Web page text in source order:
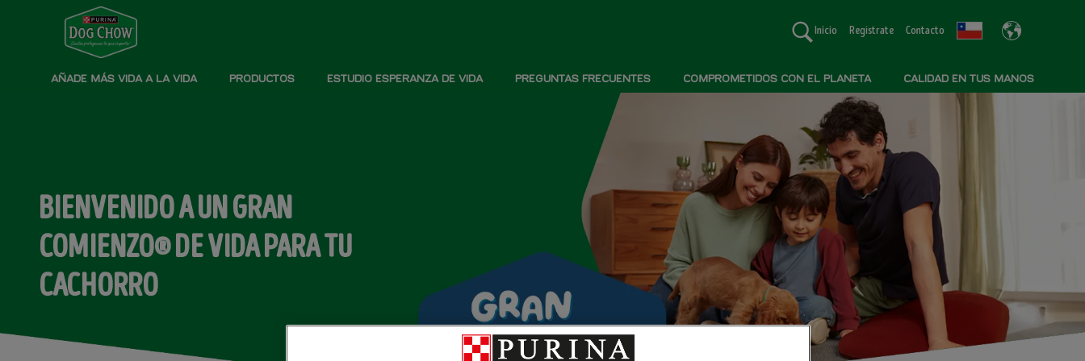
Pasar al contenido principal
Menú secundario Dog Chow
Inicio Regístrate Contacto
Menú Principal Dog Chow
AÑADE MÁS VIDA A LA VIDA PRODUCTOS ESTUDIO ESPERANZA DE VIDA PREGUNTAS FRECUENTES COMPROMETIDOS CON EL PLANETA CALIDAD EN TUS MANOS
BIENVENIDO A UN GRAN
COMIENZO® DE VIDA PARA TU
CACHORRO